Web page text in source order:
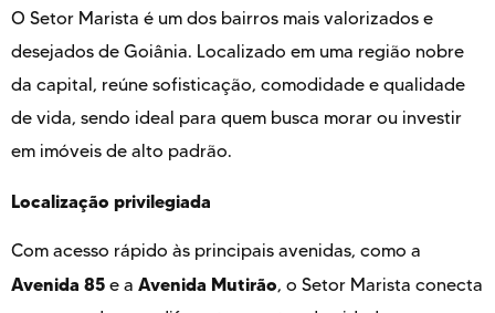
O Setor Marista é um dos bairros mais valorizados e
desejados de Goiânia. Localizado em uma região nobre
da capital, reúne sofisticação, comodidade e qualidade
de vida, sendo ideal para quem busca morar ou investir
em imóveis de alto padrão.
Localização privilegiada
Com acesso rápido às principais avenidas, como a
Avenida 85 e a Avenida Mutirão, o Setor Marista conecta